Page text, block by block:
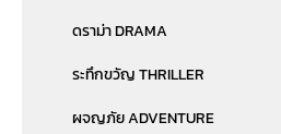
ดราม่า DRAMA
ระทึกขวัญ THRILLER
ผจญภัย ADVENTURE